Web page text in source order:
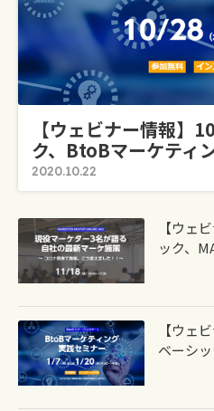
【ウェビナー情報】
ク、BtoBマーケティ
2020.10.22
【ウェ
ック、
【ウェ
ベーシ